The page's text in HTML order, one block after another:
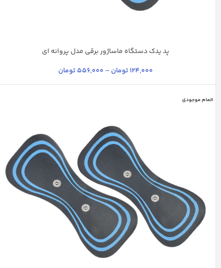
سرمه ایمشکیمشکی - آبینوک مدادی
پد یدک دستگاه ماساژور برقی مدل پروانه ای
124,000تومان –
556,000تومان
اتمام موجودی